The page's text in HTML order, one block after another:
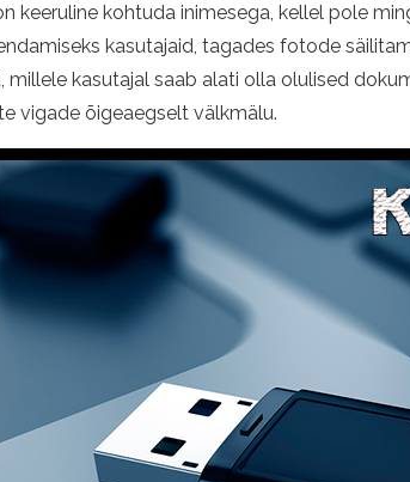
keeruline kohtuda inimesega, kellel pole
kasutajaid, tagades fotode
millele kasutajal saab alati olla olulised
vigade õigeaegselt välkmälu.